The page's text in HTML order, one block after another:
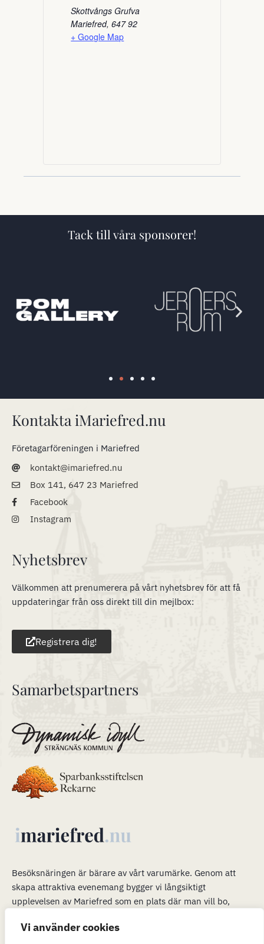
Vi använder cookies
Skottvångs Grufva
Mariefred, 647 92
+ Google Map
Tack till våra sponsorer!
Kontakta iMariefred.nu
Företagarföreningen i Mariefred
kontakt@imariefred.nu
Box 141, 647 23 Mariefred
Facebook
Instagram
Nyhetsbrev
Välkommen att prenumerera på vårt nyhetsbrev för att få
uppdateringar från oss direkt till din mejlbox:
Registrera dig!
Samarbetspartners
Besöksnäringen är bärare av vårt varumärke. Genom att
skapa attraktiva evenemang bygger vi långsiktigt
upplevelsen av Mariefred som en plats där man vill bo,
bara ett trevligt besök. När många är i Mariefred kan vi